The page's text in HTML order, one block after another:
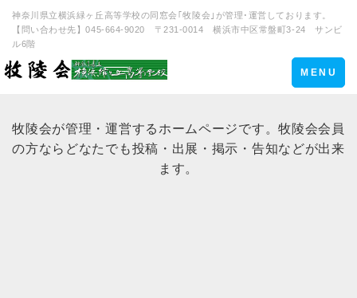
神奈川県立横浜緑ヶ丘高等学校の同窓会｢牧陵会｣が管理･運営しております。
【問い合わせ先】045-664-9020 〒231-0014 横浜市中区常盤町3-24 サンビ
ル6階
Toggle
navigation
MENU
牧陵会が管理・運営するホームページです。牧陵会会員
の方ならどなたでも投稿・出展・掲示・告知などが出来
ます。